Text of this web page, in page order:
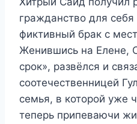
гражданство для
фиктивный брак с
Женившись на Елене,
срок», развёлся и
соотечественницей
семья, в которой уже
теперь припеваючи